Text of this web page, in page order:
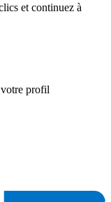
et continuez à
profil